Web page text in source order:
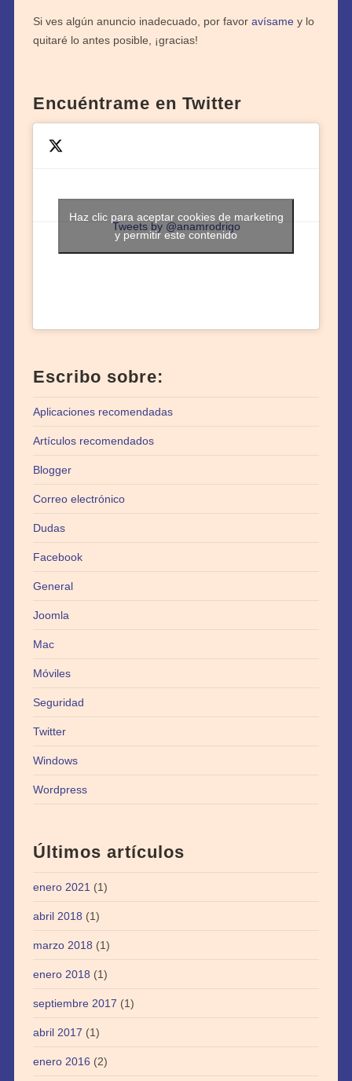
Si ves algún anuncio inadecuado, por favor avísamey lo
quitaré lo antes posible, ¡gracias!
Encuéntrame en Twitter
Tweets by @anamrodrigo
Haz clic para aceptar cookies de marketing
y permitir este contenido
Escribo sobre:
Aplicaciones recomendadas
Artículos recomendados
Blogger
Correo electrónico
Dudas
Facebook
General
Joomla
Mac
Móviles
Seguridad
Twitter
Windows
Wordpress
Últimos artículos
enero 2021 (1)
abril 2018 (1)
marzo 2018 (1)
enero 2018 (1)
septiembre 2017 (1)
abril 2017 (1)
enero 2016 (2)